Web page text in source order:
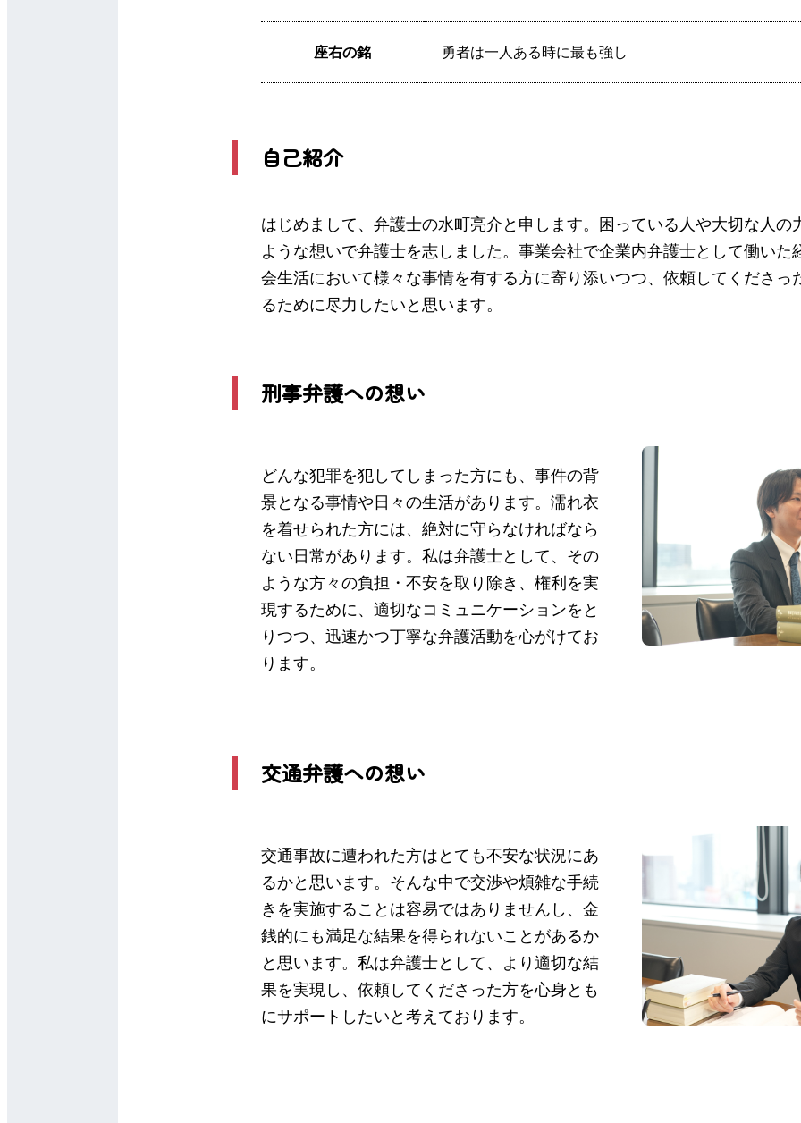
座右の銘 勇者は一人ある時に最も強し
自己紹介
はじめまして、弁護士の水町亮介と申します。困っている人や大切な人の
ような想いで弁護士を志しました。事業会社で企業内弁護士として働いた
会生活において様々な事情を有する方に寄り添いつつ、依頼してくださっ
るために尽力したいと思います。
刑事弁護への想い
どんな犯罪を犯してしまった方にも、事件の背
景となる事情や日々の生活があります。濡れ衣
を着せられた方には、絶対に守らなければなら
ない日常があります。私は弁護士として、その
ような方々の負担・不安を取り除き、権利を実
現するために、適切なコミュニケーションをと
りつつ、迅速かつ丁寧な弁護活動を心がけてお
ります。
交通弁護への想い
交通事故に遭われた方はとても不安な状況にあ
るかと思います。そんな中で交渉や煩雑な手続
きを実施することは容易ではありませんし、金
銭的にも満足な結果を得られないことがあるか
と思います。私は弁護士として、より適切な結
果を実現し、依頼してくださった方を心身とも
にサポートしたいと考えております。